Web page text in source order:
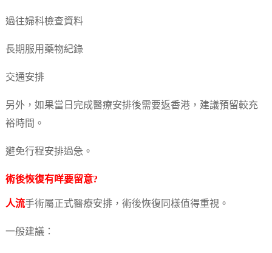
過往婦科檢查資料
長期服用藥物紀錄
交通安排
另外，如果當日完成醫療安排後需要返香港，建議預留較充
裕時間。
避免行程安排過急。
術後恢復有咩要留意?
人流手術屬正式醫療安排，術後恢復同樣值得重視。
一般建議：